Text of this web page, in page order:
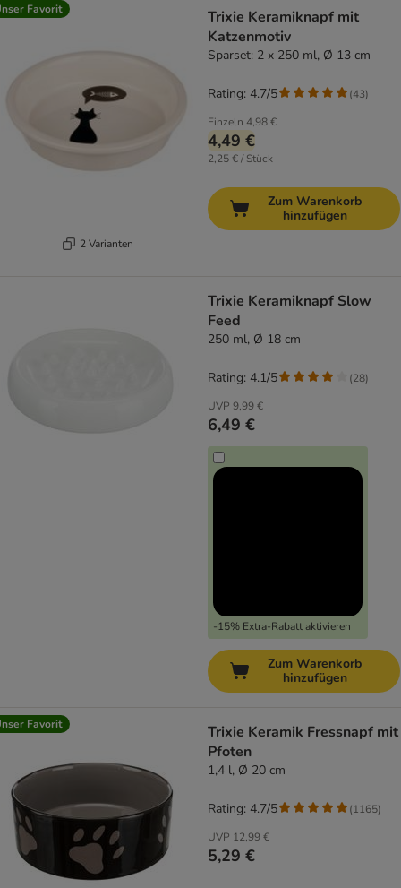
Favorit
2 Varianten
Trixie Keramiknapf mit
Katzenmotiv
Sparset: 2 x 250 ml, Ø 13 cm
Einzeln 4,98 €
4,49 €
2,25 € / Stück
Rating: 4.7/5 (43)
Zum Warenkorb
hinzufügen
Trixie Keramiknapf Slow
Feed
250 ml, Ø 18 cm
UVP 9,99 €
6,49 €
-15% Extra-Rabatt aktivieren
Rating: 4.1/5 (28)
Zum Warenkorb
hinzufügen
Favorit
Trixie Keramik Fressnapf mit
Pfoten
1,4 l, Ø 20 cm
UVP 12,99 €
5,29 €
Rating: 4.7/5 (1165)